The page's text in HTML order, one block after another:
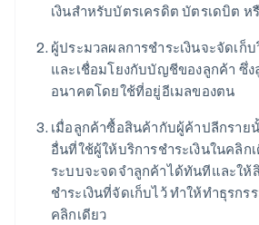
เงินสำหรับบัตรเครดิต บัตรเดบิต
ผู้ประมวลผลการชำระเงินจะจัดเก็
และเชื่อมโยงกับบัญชีของลูกค้า ซึ่ง
อนาคตโดยใช้ที่อยู่อีเมลของตน
เมื่อลูกค้าซื้อสินค้ากับผู้ค้าปลีกราย
อื่นที่ใช้ผู้ให้บริการชำระเงินในคลิก
ระบบจะจดจำลูกค้าได้ทันทีและให้
ชำระเงินที่จัดเก็บไว้ ทำให้ทำธุรก
คลิกเดียว